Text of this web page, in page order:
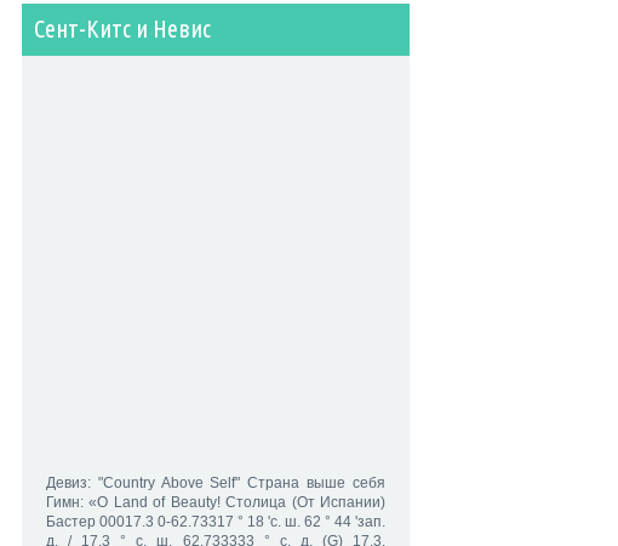
Сент-Китс и Невис
Девиз: "Country Above Self" Страна выше себя
Гимн: «O Land of Beauty! Столица (От Испании)
Бастер 00017.3 0-62.73317 ° 18 'с. ш. 62 ° 44 'зап.
д. / 17.3 ° с. ш. 62.733333 ° с. д. (G) 17.3,